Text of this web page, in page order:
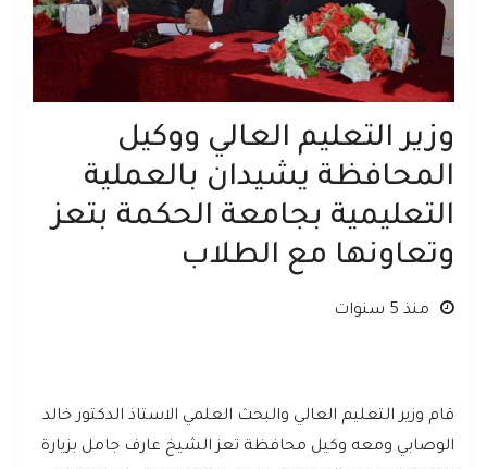
وزير التعليم العالي ووكيل
المحافظة يشيدان بالعملية
التعليمية بجامعة الحكمة بتعز
وتعاونها مع الطلاب
منذ 5 سنوات
قام وزير التعليم العالي والبحث العلمي الاستاذ الدكتور خالد
الوصابي ومعه وكيل محافظة تعز الشيخ عارف جامل بزيارة